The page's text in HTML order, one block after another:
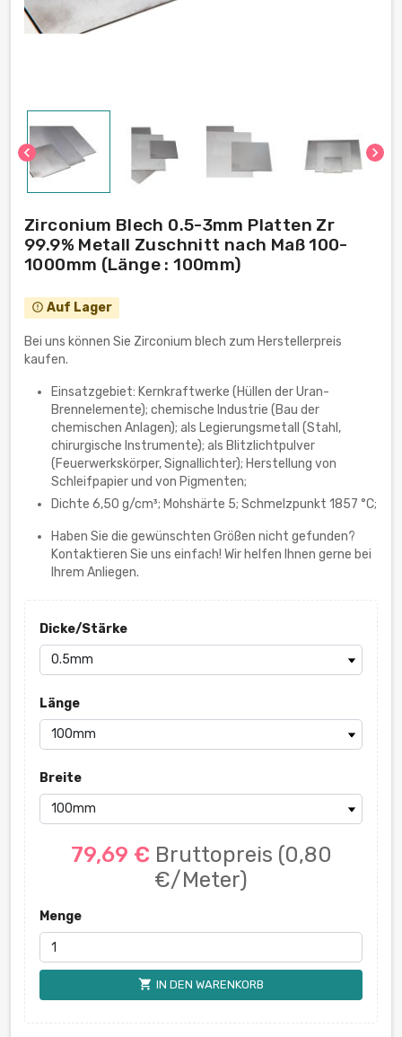
chevron_left chevron_right
Zirconium Blech 0.5-3mm Platten Zr
99.9% Metall Zuschnitt nach Maß 100-
1000mm (Länge : 100mm)
error_outline Auf Lager
Bei uns können Sie Zirconium blech zum Herstellerpreis
kaufen.
Einsatzgebiet: Kernkraftwerke (Hüllen der Uran-
Brennelemente); chemische Industrie (Bau der
chemischen Anlagen); als Legierungsmetall (Stahl,
chirurgische Instrumente); als Blitzlichtpulver
(Feuerwerkskörper, Signallichter); Herstellung von
Schleifpapier und von Pigmenten;
Dichte 6,50 g/cm³; Mohshärte 5; Schmelzpunkt 1857 °C;
Haben Sie die gewünschten Größen nicht gefunden?
Kontaktieren Sie uns einfach! Wir helfen Ihnen gerne bei
Ihrem Anliegen.
Dicke/Stärke
Länge
Breite
79,69 € Bruttopreis (0,80
€/Meter)
Menge
shopping_cart IN DEN WARENKORB